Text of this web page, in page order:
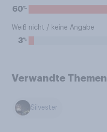
60%
Weiß nicht / keine Angabe
3%
Verwandte Themen
Silvester